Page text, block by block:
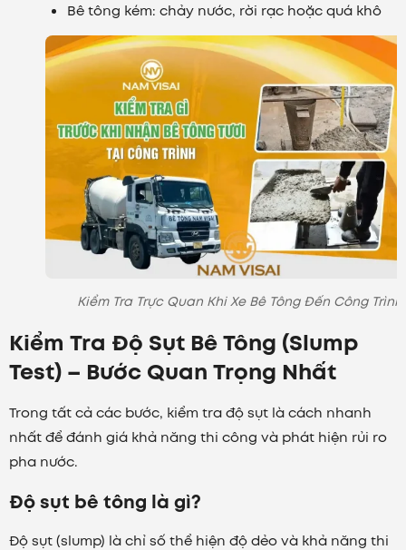
Bê tông kém: chảy nước, rời rạc hoặc quá khô
Kiểm Tra Trực Quan Khi Xe Bê Tông Đến Công Trình
Kiểm Tra Độ Sụt Bê Tông (Slump
Test) – Bước Quan Trọng Nhất
Trong tất cả các bước, kiểm tra độ sụt là cách nhanh
nhất để đánh giá khả năng thi công và phát hiện rủi ro
pha nước.
Độ sụt bê tông là gì?
Độ sụt (slump) là chỉ số thể hiện độ dẻo và khả năng thi